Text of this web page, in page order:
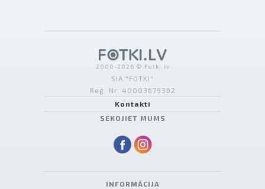
2000-2026 © Fotki.lv
SIA "FOTKI"
Reģ. Nr. 40003679362
Kontakti
SEKOJIET MUMS
INFORMĀCIJA